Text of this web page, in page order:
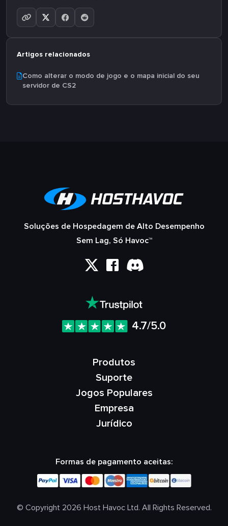
Artigos relacionados
Como alterar o modo de jogo e o mapa inicial do seu
servidor de CS2
Soluções de Hospedagem de Alto Desempenho
Sem Lag, Só Havoc™
4.7/5.0
Produtos
Suporte
Jogos Populares
Empresa
Jurídico
Formas de pagamento aceitas:
© Copyright 2026 Host Havoc Ltd. All Rights Reserved.